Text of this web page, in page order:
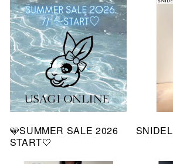
🩵SUMMER SALE 2026
START🤍
SNIDEL